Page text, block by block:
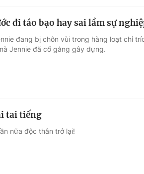
đi táo bạo hay sai lầm sự
đang bị chôn vùi trong hàng loạt chỉ
Jennie đã cố gắng gây dựng.
tai tiếng
nữa độc thân trở lại!